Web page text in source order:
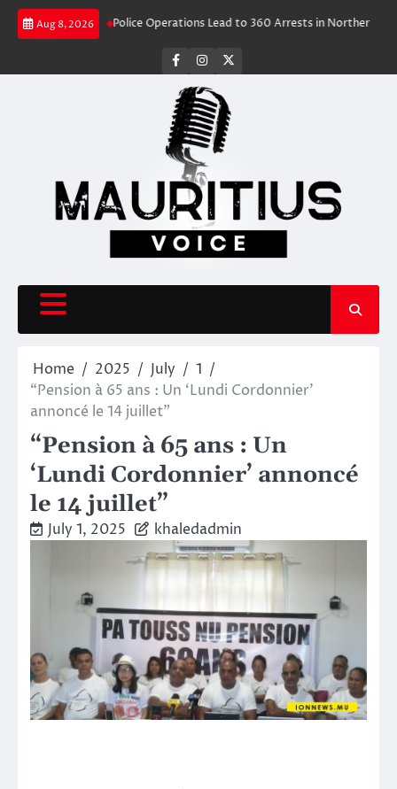
Skip
Aug 8, 2026
Rush Police Operations Lead to 360 Arrests in Northern Cape
facebookinstagram
Home 2025 July
1
“Pension à 65 ans : Un ‘Lundi Cordonnier’
annoncé le 14 juillet”
“Pension à 65 ans : Un
‘Lundi Cordonnier’ annoncé
le 14 juillet”
July 1, 2025 khaledadmin